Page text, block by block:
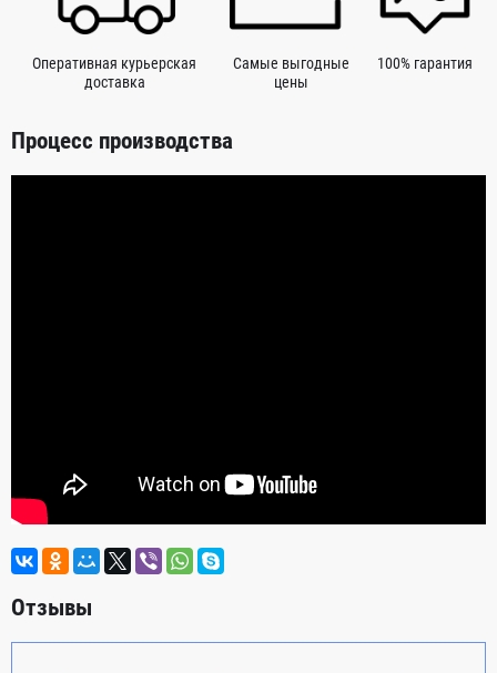
Оперативная курьерская
доставка
Самые выгодные
цены
100% гарантия
Процесс производства
Отзывы